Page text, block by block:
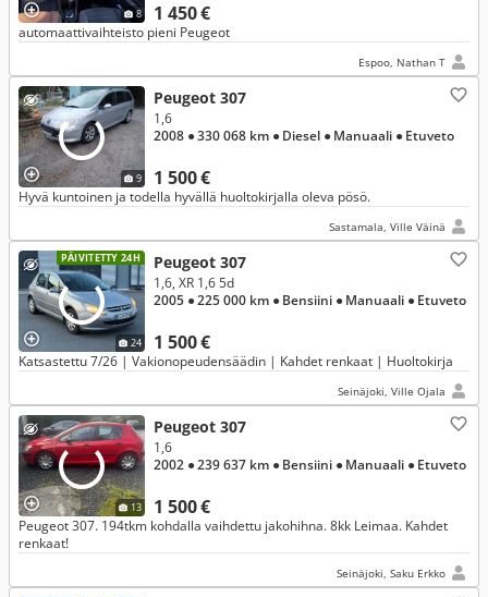
8 1 450 €
automaattivaihteisto pieni Peugeot
Espoo, Nathan T
9
Peugeot 307
1 500 €
1,6
2008 ● 330 068 km ● Diesel ● Manuaali ● Etuveto
Hyvä kuntoinen ja todella hyvällä huoltokirjalla oleva pösö.
Sastamala, Ville Väinä
PÄIVITETTY 24H
24
Peugeot 307
1 500 €
1,6, XR 1,6 5d
2005 ● 225 000 km ● Bensiini ● Manuaali ● Etuveto
Katsastettu 7/26 | Vakionopeudensäädin | Kahdet renkaat | Huoltokirja
Seinäjoki, Ville Ojala
13
Peugeot 307
1 500 €
1,6
2002 ● 239 637 km ● Bensiini ● Manuaali ● Etuveto
Peugeot 307. 194tkm kohdalla vaihdettu jakohihna. 8kk Leimaa. Kahdet
renkaat!
Seinäjoki, Saku Erkko